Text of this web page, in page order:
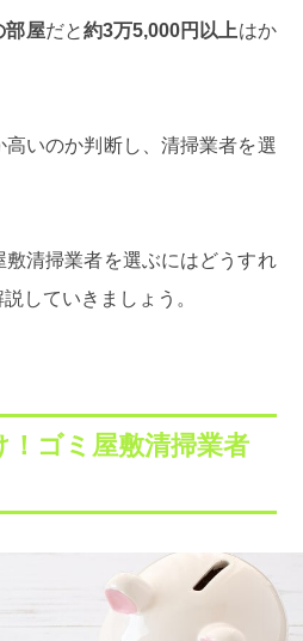
部屋だと約3万5,000円以上はか
いのか判断し、清掃業者を選
清掃業者を選ぶにはどうすれ
していきましょう。
ゴミ屋敷清掃業者